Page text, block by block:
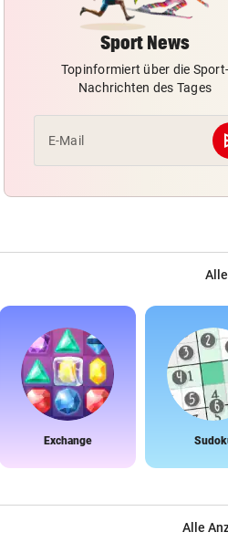
Sport News
Topinformiert über die Sport-
Nachrichten des Tages
E-Mail
Exchange
Alle